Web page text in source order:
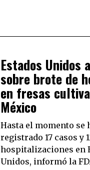
Estados Unidos
sobre brote de
en fresas
México
Hasta el momento se
registrado 17 casos y
hospitalizaciones en
Unidos, informó la